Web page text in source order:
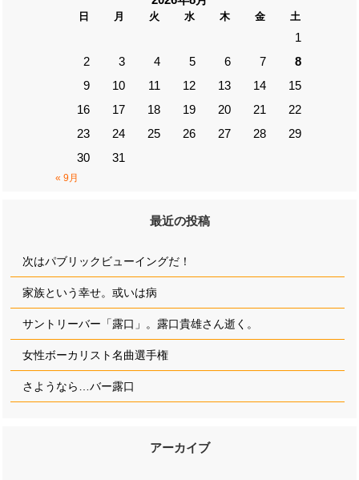
日 月 火 水 木 金 土
1
2
3 4 5 6 7
8
9
10 11 12 13 14
15
16
17 18 19 20 21
22
23
24 25 26 27 28
29
30
31
« 9月
最近の投稿
次はパブリックビューイングだ！
家族という幸せ。或いは病
サントリーバー「露口」。露口貴雄さん逝く。
女性ボーカリスト名曲選手権
さようなら…バー露口
アーカイブ